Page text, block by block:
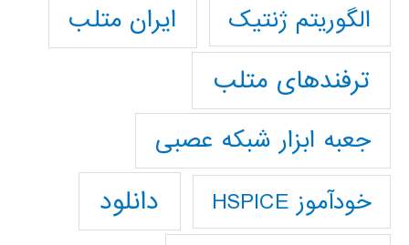
الگوریتم ژنتیک
ایران متلب
ترفندهای متلب
جعبه ابزار شبکه عصبی
خودآموز HSPICE دانلود